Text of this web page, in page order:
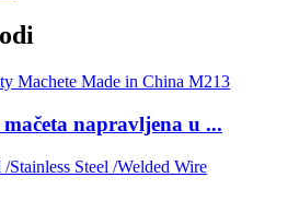
napravljena u ...